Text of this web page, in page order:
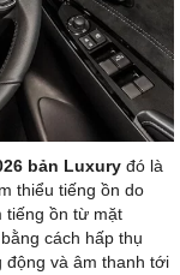
bản Luxury đó là
thiểu tiếng ồn do
tiếng ồn từ mặt
cách hấp thụ
động và âm thanh tới